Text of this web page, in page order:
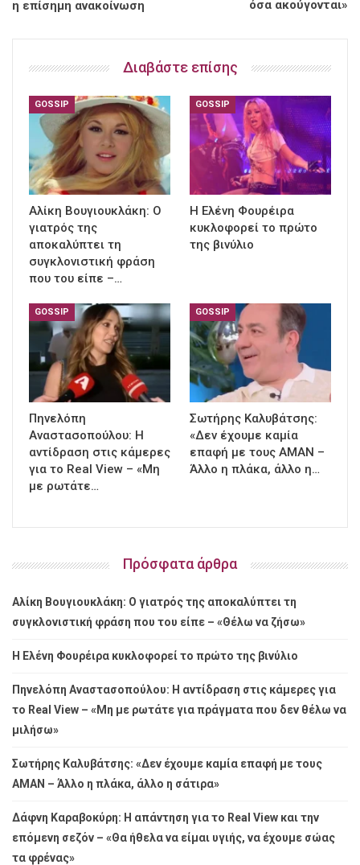
η επίσημη ανακοίνωση όσα ακούγονται»
Διαβάστε επίσης
GOSSIP
Αλίκη Βουγιουκλάκη: Ο
γιατρός της
αποκαλύπτει τη
συγκλονιστική φράση
που του είπε –…
GOSSIP
Η Ελένη Φουρέιρα
κυκλοφορεί το πρώτο
της βινύλιο
GOSSIP
Πηνελόπη
Αναστασοπούλου: Η
αντίδραση στις κάμερες
για το Real View – «Μη
με ρωτάτε…
GOSSIP
Σωτήρης Καλυβάτσης:
«Δεν έχουμε καμία
επαφή με τους ΑΜΑΝ –
Άλλο η πλάκα, άλλο η…
Πρόσφατα άρθρα
Αλίκη Βουγιουκλάκη: Ο γιατρός της αποκαλύπτει τη
συγκλονιστική φράση που του είπε – «Θέλω να ζήσω»
Η Ελένη Φουρέιρα κυκλοφορεί το πρώτο της βινύλιο
Πηνελόπη Αναστασοπούλου: Η αντίδραση στις κάμερες για
το Real View – «Μη με ρωτάτε για πράγματα που δεν θέλω να
μιλήσω»
Σωτήρης Καλυβάτσης: «Δεν έχουμε καμία επαφή με τους
ΑΜΑΝ – Άλλο η πλάκα, άλλο η σάτιρα»
Δάφνη Καραβοκύρη: Η απάντηση για το Real View και την
επόμενη σεζόν – «Θα ήθελα να είμαι υγιής, να έχουμε σώας
τα φρένας»